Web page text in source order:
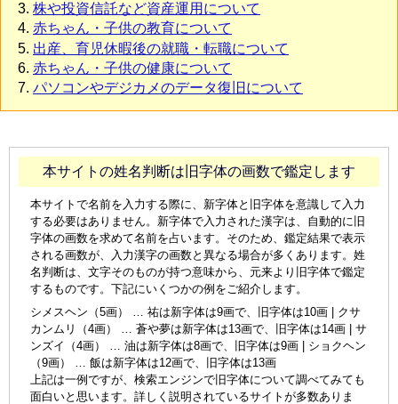
株や投資信託など資産運用について
赤ちゃん・子供の教育について
出産、育児休暇後の就職・転職について
赤ちゃん・子供の健康について
パソコンやデジカメのデータ復旧について
本サイトの姓名判断は旧字体の画数で鑑定します
本サイトで名前を入力する際に、新字体と旧字体を意識して入力
する必要はありません。新字体で入力された漢字は、自動的に旧
字体の画数を求めて名前を占います。そのため、鑑定結果で表示
される画数が、入力漢字の画数と異なる場合が多くあります。姓
名判断は、文字そのものが持つ意味から、元来より旧字体で鑑定
するものです。下記にいくつかの例をご紹介します。
シメスヘン（5画） … 祐は新字体は9画で、旧字体は10画 | クサ
カンムリ（4画） … 蒼や夢は新字体は13画で、旧字体は14画 | サ
ンズイ（4画） … 油は新字体は8画で、旧字体は9画 | ショクヘン
（9画） … 飯は新字体は12画で、旧字体は13画
上記は一例ですが、検索エンジンで旧字体について調べてみても
面白いと思います。詳しく説明されているサイトが多数ありま